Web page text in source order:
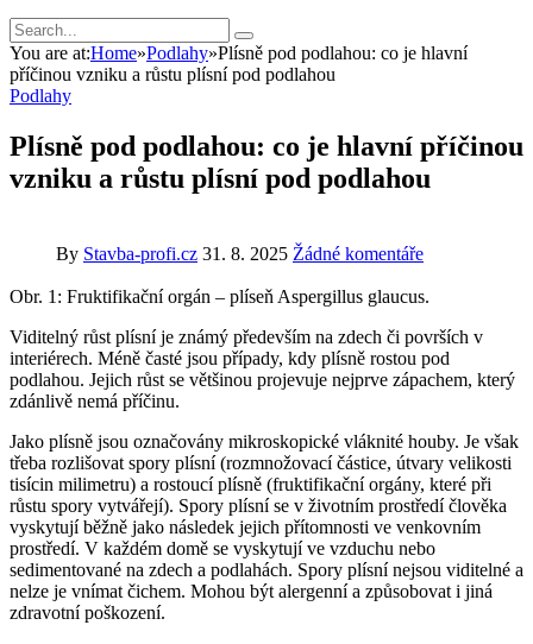
You are at:Home»Podlahy»Plísně pod podlahou: co je hlavní
příčinou vzniku a růstu plísní pod podlahou
Podlahy
Plísně pod podlahou: co je hlavní příčinou
vzniku a růstu plísní pod podlahou
By Stavba-profi.cz 31. 8. 2025 Žádné komentáře
Obr. 1: Fruktifikační orgán – plíseň Aspergillus glaucus.
Viditelný růst plísní je známý především na zdech či površích v
interiérech. Méně časté jsou případy, kdy plísně rostou pod
podlahou. Jejich růst se většinou projevuje nejprve zápachem, který
zdánlivě nemá příčinu.
Jako plísně jsou označovány mikroskopické vláknité houby. Je však
třeba rozlišovat spory plísní (rozmnožovací částice, útvary velikosti
tisícin milimetru) a rostoucí plísně (fruktifikační orgány, které při
růstu spory vytvářejí). Spory plísní se v životním prostředí člověka
vyskytují běžně jako následek jejich přítomnosti ve venkovním
prostředí. V každém domě se vyskytují ve vzduchu nebo
sedimentované na zdech a podlahách. Spory plísní nejsou viditelné a
nelze je vnímat čichem. Mohou být alergenní a způsobovat i jiná
zdravotní poškození.